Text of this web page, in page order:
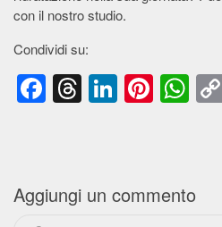
con il nostro studio.
Condividi su:
Facebook
Threads
Aggiungi un commento